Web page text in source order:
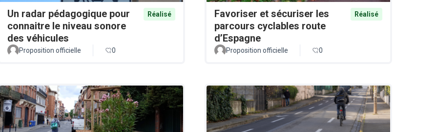
Un radar pédagogique pour
connaitre le niveau sonore
des véhicules
Réalisé
Proposition officielle 0
Favoriser et sécuriser les
parcours cyclables route
d’Espagne
Réalisé
Proposition officielle 0